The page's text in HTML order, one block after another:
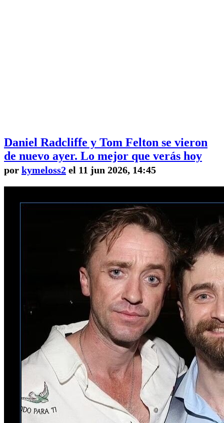
Daniel Radcliffe y Tom Felton se vieron
de nuevo ayer. Lo mejor que verás hoy
por kymeloss2 el 11 jun 2026, 14:45